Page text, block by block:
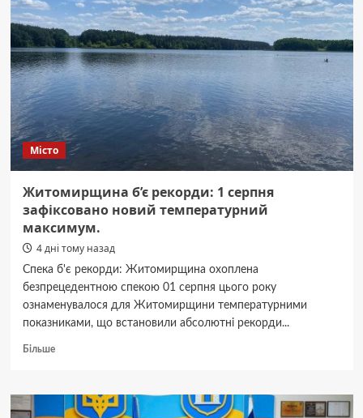
млн
грн
за
122
зруйновані
дуби.
Місто
Житомирщина б’є рекорди: 1 серпня
зафіксовано новий температурний
максимум.
4 дні тому назад
Спека б'є рекорди: Житомирщина охоплена
безпрецедентною спекою 01 серпня цього року
ознаменувалося для Житомирщини температурними
показниками, що встановили абсолютні рекорди...
БільшеДокладніше
б’є
рекорди: